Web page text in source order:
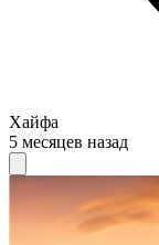
Хайфа
5 месяцев назад